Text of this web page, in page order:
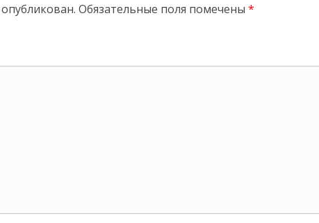
Обязательные поля помечены *